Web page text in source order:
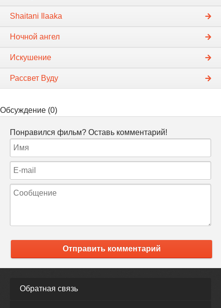
Shaitani Ilaaka
Ночной ангел
Искушение
Рассвет Вуду
Обсуждение (0)
Понравился фильм? Оставь комментарий!
Отправить комментарий
Обратная связь